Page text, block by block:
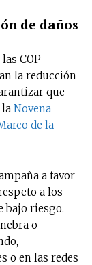
de daños
COP
la reducción
que
Novena
de la
a favor
a los
bajo riesgo.
o
o en las redes